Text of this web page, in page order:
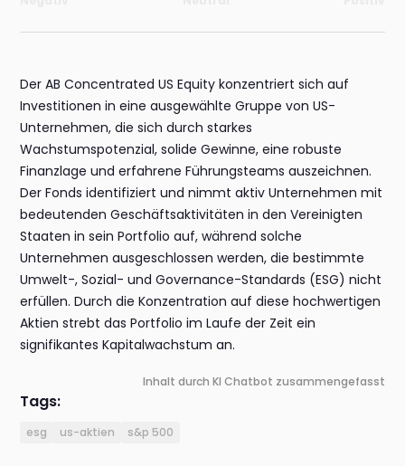
Der AB Concentrated US Equity konzentriert sich auf
Investitionen in eine ausgewählte Gruppe von US-
Unternehmen, die sich durch starkes
Wachstumspotenzial, solide Gewinne, eine robuste
Finanzlage und erfahrene Führungsteams auszeichnen.
Der Fonds identifiziert und nimmt aktiv Unternehmen mit
bedeutenden Geschäftsaktivitäten in den Vereinigten
Staaten in sein Portfolio auf, während solche
Unternehmen ausgeschlossen werden, die bestimmte
Umwelt-, Sozial- und Governance-Standards (ESG) nicht
erfüllen. Durch die Konzentration auf diese hochwertigen
Aktien strebt das Portfolio im Laufe der Zeit ein
signifikantes Kapitalwachstum an.
Inhalt durch KI Chatbot zusammengefasst
Tags:
esg us-aktien s&p 500